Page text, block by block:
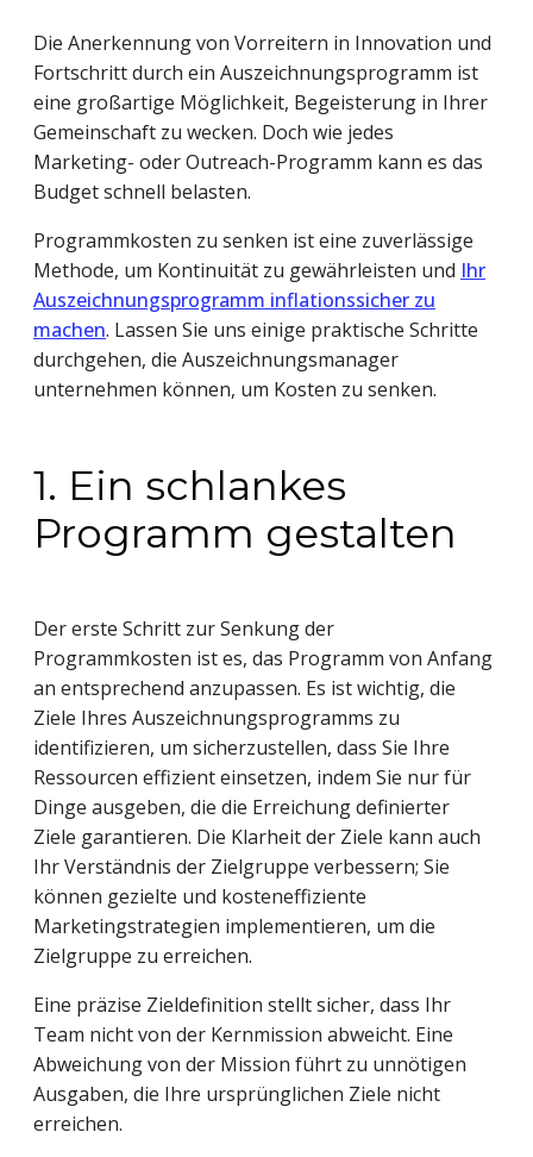
Die Anerkennung von Vorreitern in Innovation und
Fortschritt durch ein Auszeichnungsprogramm ist
eine großartige Möglichkeit, Begeisterung in Ihrer
Gemeinschaft zu wecken. Doch wie jedes
Marketing- oder Outreach-Programm kann es das
Budget schnell belasten.
Programmkosten zu senken ist eine zuverlässige
Methode, um Kontinuität zu gewährleisten und Ihr
Auszeichnungsprogramm inflationssicher zu
machen. Lassen Sie uns einige praktische Schritte
durchgehen, die Auszeichnungsmanager
unternehmen können, um Kosten zu senken.
1. Ein schlankes
Programm gestalten
Der erste Schritt zur Senkung der
Programmkosten ist es, das Programm von Anfang
an entsprechend anzupassen. Es ist wichtig, die
Ziele Ihres Auszeichnungsprogramms zu
identifizieren, um sicherzustellen, dass Sie Ihre
Ressourcen effizient einsetzen, indem Sie nur für
Dinge ausgeben, die die Erreichung definierter
Ziele garantieren. Die Klarheit der Ziele kann auch
Ihr Verständnis der Zielgruppe verbessern; Sie
können gezielte und kosteneffiziente
Marketingstrategien implementieren, um die
Zielgruppe zu erreichen.
Eine präzise Zieldefinition stellt sicher, dass Ihr
Team nicht von der Kernmission abweicht. Eine
Abweichung von der Mission führt zu unnötigen
Ausgaben, die Ihre ursprünglichen Ziele nicht
erreichen.